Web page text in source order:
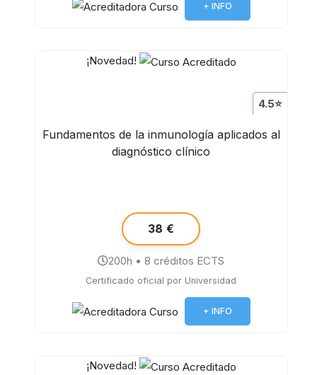
+ INFO
¡Novedad!
4.5⭐
Fundamentos de la inmunología aplicados al
diagnóstico clínico
38 €
200h • 8 créditos ECTS
Certificado oficial por Universidad
+ INFO
¡Novedad!